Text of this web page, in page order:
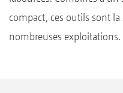
compact, ces outils sont
nombreuses exploitations.